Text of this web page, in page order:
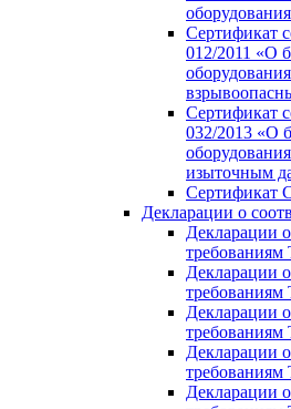
Сертификат
012/2011 «О
Сертификат
032/2013 «О
изыточным
Декларации о
Декларации
требованиям
Декларации
требованиям
Декларации
требованиям
Декларации
требованиям
Декларации